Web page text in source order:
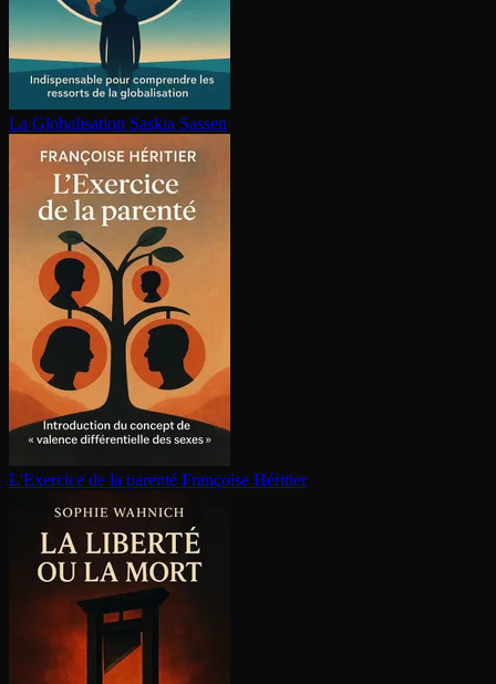
La Glo­ba­li­sa­tion Saskia Sassen
L'Exercice de la parenté Françoise Héritier